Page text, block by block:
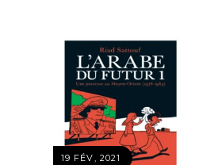
19 FÉV, 2021